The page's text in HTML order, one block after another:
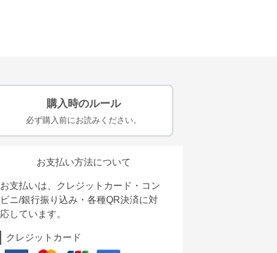
購入時のルール
必ず購入前にお読みください。
お支払い方法について
お支払いは、クレジットカード・コン
ビニ/銀行振り込み・各種QR決済に対
応しています。
クレジットカード